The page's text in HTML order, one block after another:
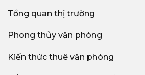
Tổng quan thị trường
Phong thủy văn phòng
Kiến thức thuê văn phòng